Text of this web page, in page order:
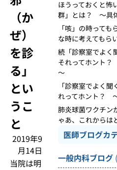
（か
ぜ）
を診
る」
とい
うこ
と
2019年9
月14日
当院は明
ほうっておくと怖
群」とは？ ～具
「咳」の時って
な時に考えてもら
続「診察室でよく
それってホント
～
「診察室でよく
れってホント？
肺炎球菌ワクチン
ゃあ、これからは
医師ブログカ
一般内科ブログ